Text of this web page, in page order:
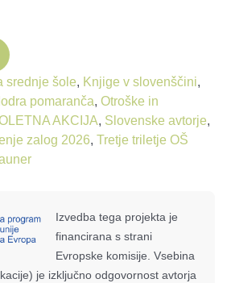
srednje šole, Knjige v slovenščini,
pomaranča, Otroške in
AKCIJA, Slovenske avtorje,
zalog 2026, Tretje triletje OŠ
Izvedba tega projekta je
financirana s strani
Evropske komisije. Vsebina
je izključno odgovornost avtorja